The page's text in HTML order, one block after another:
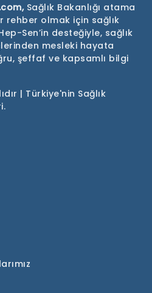
Sağlık Bakanlığı atama
rehber olmak için sağlık
Sen’in desteğiyle, sağlık
mesleki hayata
şeffaf ve kapsamlı bilgi
| Türkiye'nin Sağlık